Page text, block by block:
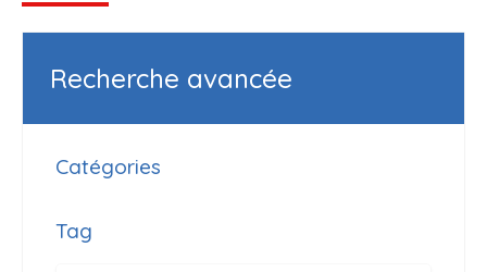
Recherche avancée
Catégories
Tag